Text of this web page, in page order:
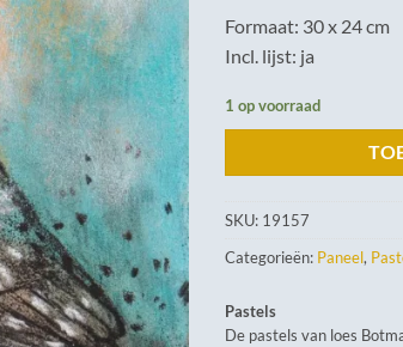
Formaat: 30 x 24 cm
Incl. lijst: ja
1 op voorraad
SKU: 19157
Categorieën: Paneel,
Pastels
De pastels van loes